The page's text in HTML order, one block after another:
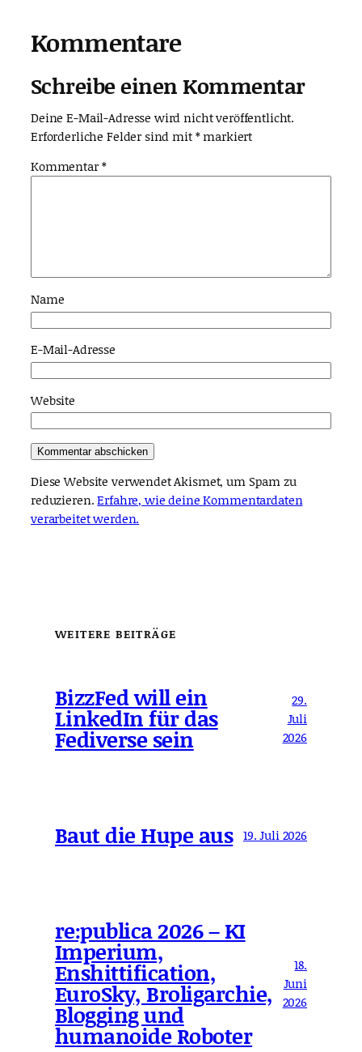
Kommentare
Schreibe einen Kommentar
Deine E-Mail-Adresse wird nicht veröffentlicht.
Erforderliche Felder sind mit*markiert
Kommentar*
Name
E-Mail-Adresse
Website
Diese Website verwendet Akismet, um Spam zu
reduzieren.Erfahre, wie deine Kommentardaten
verarbeitet werden.
WEITERE BEITRÄGE
BizzFed will ein
LinkedIn für das
Fediverse sein
29.
Juli
2026
Baut die Hupe aus 19. Juli 2026
re:publica 2026 – KI
Imperium,
Enshittification,
EuroSky, Broligarchie,
Blogging und
humanoide Roboter
18.
Juni
2026